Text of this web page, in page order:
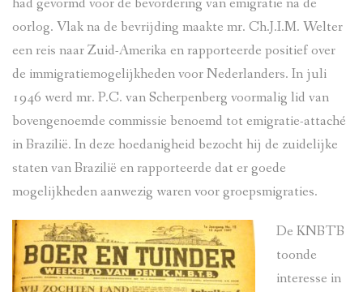
had gevormd voor de bevordering van emigratie na de
oorlog. Vlak na de bevrijding maakte mr. Ch.J.I.M. Welter
een reis naar Zuid-Amerika en rapporteerde positief over
de immigratiemogelijkheden voor Nederlanders. In juli
1946 werd mr. P.C. van Scherpenberg voormalig lid van
bovengenoemde commissie benoemd tot emigratie-attaché
in Brazilië. In deze hoedanigheid bezocht hij de zuidelijke
staten van Brazilië en rapporteerde dat er goede
mogelijkheden aanwezig waren voor groepsmigraties.
De KNBTB
toonde
interesse in